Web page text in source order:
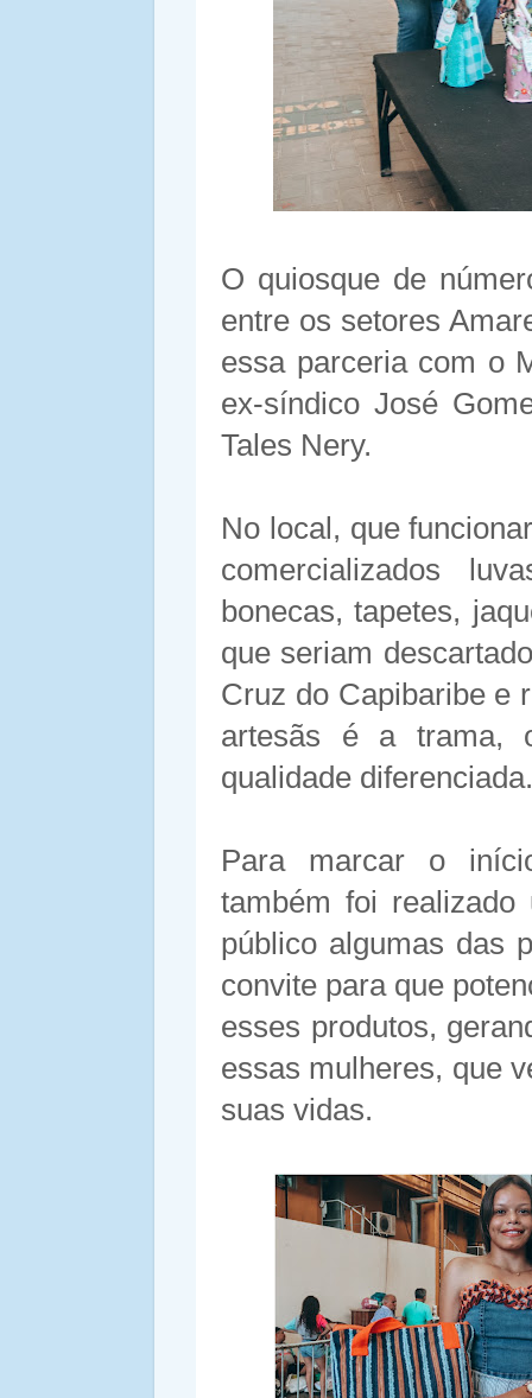
O quiosque de
entre os setores
essa parceria com o
ex-síndico José
Tales Nery.
No local, que
comercializados
bonecas, tapetes,
que seriam
Cruz do Capibaribe e
artesãs é a trama,
qualidade diferenciada.
Para marcar o
também foi
público algumas das
convite para que
esses produtos,
essas mulheres, que
suas vidas.